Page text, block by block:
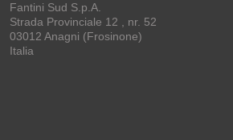
Fantini Sud S.p.A.
Strada Provinciale 12 , nr. 52
03012 Anagni (Frosinone)
Italia